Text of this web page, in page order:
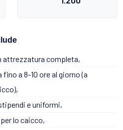
attrezzatura completa,
a 8-10 ore al giorno (a
e uniformi,
lo caicco,